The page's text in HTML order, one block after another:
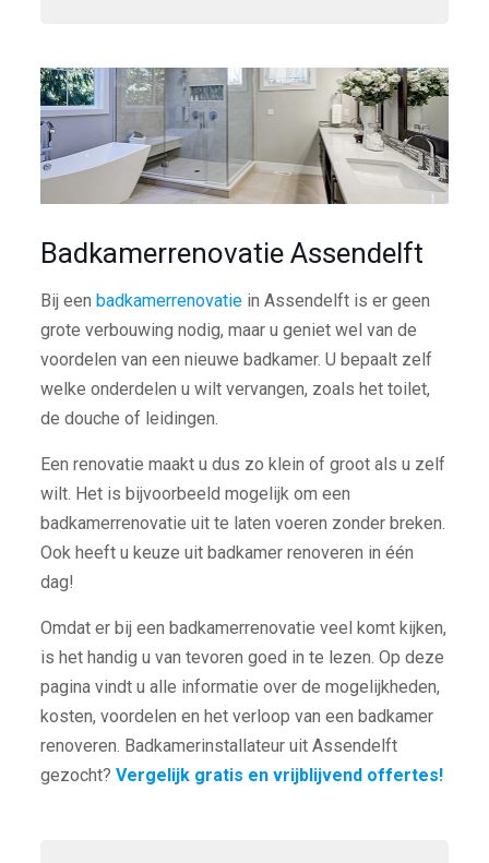
Badkamerrenovatie Assendelft
Bij een badkamerrenovatiein Assendelft is er geen
grote verbouwing nodig, maar u geniet wel van de
voordelen van een nieuwe badkamer. U bepaalt zelf
welke onderdelen u wilt vervangen, zoals het toilet,
de douche of leidingen.
Een renovatie maakt u dus zo klein of groot als u zelf
wilt. Het is bijvoorbeeld mogelijk om een
badkamerrenovatie uit te laten voeren zonder breken.
Ook heeft u keuze uit badkamer renoveren in één
dag!
Omdat er bij een badkamerrenovatie veel komt kijken,
is het handig u van tevoren goed in te lezen. Op deze
pagina vindt u alle informatie over de mogelijkheden,
kosten, voordelen en het verloop van een badkamer
renoveren. Badkamerinstallateur uit Assendelft
gezocht? Vergelijk gratis en vrijblijvend offertes!